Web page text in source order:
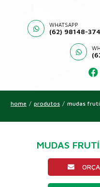
WHATSAPP
(62) 98148-
home / produtos / mudas
MUDAS